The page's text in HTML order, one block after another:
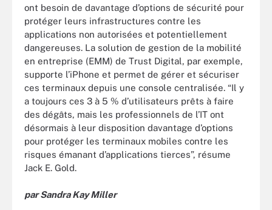
ont besoin de davantage d’options de sécurité pour
protéger leurs infrastructures contre les
applications non autorisées et potentiellement
dangereuses. La solution de gestion de la mobilité
en entreprise (EMM) de Trust Digital, par exemple,
supporte l’iPhone et permet de gérer et sécuriser
ces terminaux depuis une console centralisée. “Il y
a toujours ces 3 à 5 % d’utilisateurs prêts à faire
des dégâts, mais les professionnels de l’IT ont
désormais à leur disposition davantage d’options
pour protéger les terminaux mobiles contre les
risques émanant d’applications tierces”, résume
Jack E. Gold.
par Sandra Kay Miller